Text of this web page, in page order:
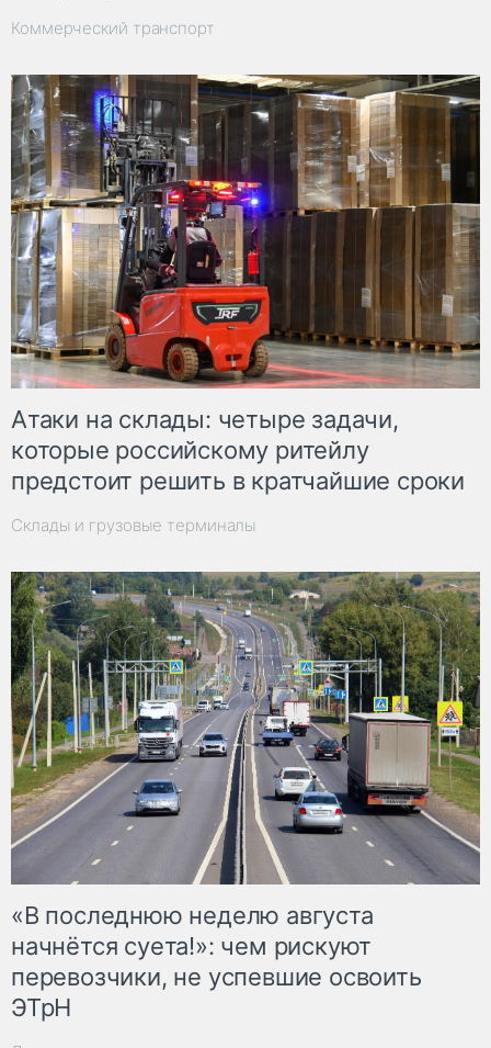
Коммерческий транспорт
Атаки на склады: четыре задачи,
которые российскому ритейлу
предстоит решить в кратчайшие сроки
Склады и грузовые терминалы
«В последнюю неделю августа
начнётся суета!»: чем рискуют
перевозчики, не успевшие освоить
ЭТрН